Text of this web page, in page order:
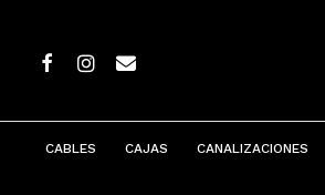
content
FACEBOOKINSTAGRAM
EMAIL
CABLES CAJAS CANALIZACIONES